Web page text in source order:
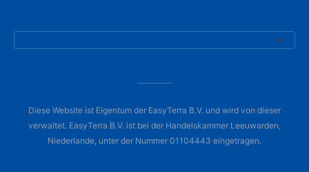
Diese Website ist Eigentum der EasyTerra B.V. und wird von dieser
verwaltet. EasyTerra B.V. ist bei der Handelskammer Leeuwarden,
Niederlande, unter der Nummer 01104443 eingetragen.